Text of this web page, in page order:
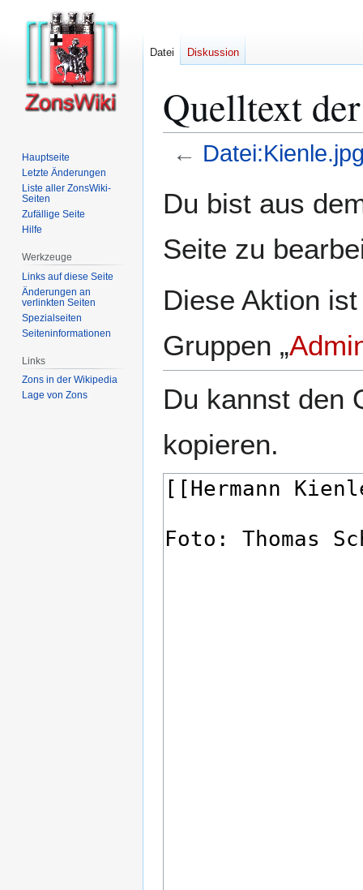
Quelltext
←
Navigation
Suche
Du bist aus
Seite zu
Diese Aktion
Gruppen „
Du kannst den
kopieren.
Datei Diskussion
Hauptseite
Letzte Änderungen
Liste aller ZonsWiki-
Seiten
Zufällige Seite
Hilfe
Werkzeuge
Links auf diese Seite
Änderungen an
verlinkten Seiten
Spezialseiten
Seiten­­informationen
Links
Zons in der Wikipedia
Lage von Zons